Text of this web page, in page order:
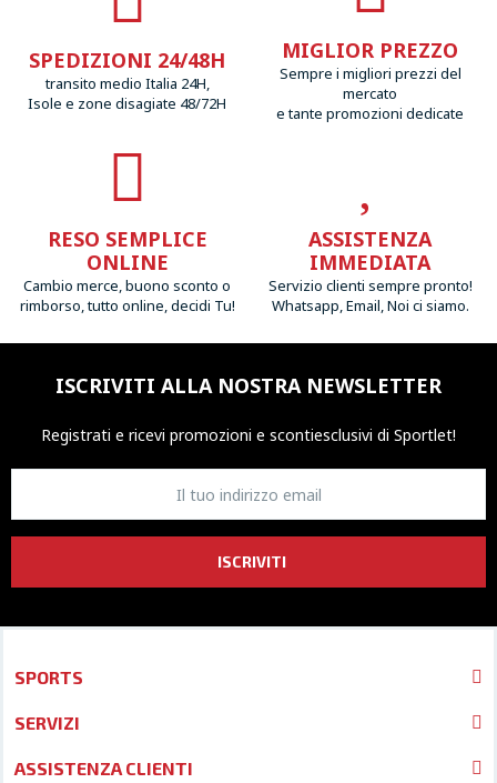
SPEDIZIONI 24/48H
transito medio Italia 24H,
Isole e zone disagiate 48/72H
MIGLIOR PREZZO
Sempre i migliori prezzi del
mercato
e tante promozioni dedicate
RESO SEMPLICE
ONLINE
Cambio merce, buono sconto o
rimborso, tutto online, decidi Tu!
ASSISTENZA
IMMEDIATA
Servizio clienti sempre pronto!
Whatsapp, Email, Noi ci siamo.
ISCRIVITI ALLA NOSTRA NEWSLETTER
Registrati e ricevi promozioni e scontiesclusivi di Sportlet!
ISCRIVITI
SPORTS
SERVIZI
ASSISTENZA CLIENTI